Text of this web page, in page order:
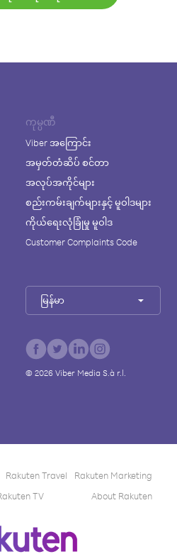
ကုမ္ပဏီ
Viber အကြောင်း
အမှတ်တံဆိပ် စင်တာ
အလုပ်အကိုင်များ
စည်းကမ်းချက်များနှင့် မူဝါဒများ
ကိုယ်ရေးလုံခြုံမှု မူဝါဒ
Customer Complaints Code
မြန်မာ
© 2026Viber Media S.à r.l.
Rakuten Travel
Rakuten Marketing
TV About Rakuten